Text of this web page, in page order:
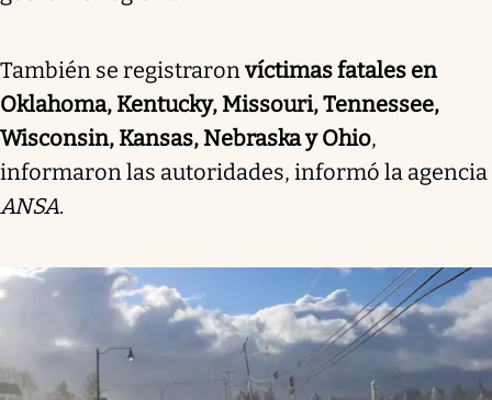
También se registraronvíctimas fatales en
Oklahoma, Kentucky, Missouri, Tennessee,
Wisconsin, Kansas, Nebraska y Ohio,
informaron las autoridades, informó la agencia
ANSA.